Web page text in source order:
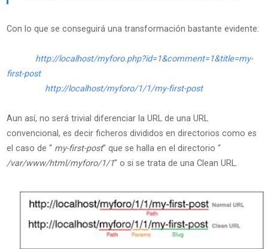
Con lo que se conseguirá una transformación bastante evidente:
http://localhost/myforo.php?id=1&comment=1&title=my-
first-post
http://localhost/myforo/1/1/my-first-post
Aun así, no será trivial diferenciar la URL de una URL
convencional, es decir ficheros divididos en directorios como es
el caso de “ my-first-post” que se halla en el directorio “
/var/www/html/myforo/1/1” o si se trata de una Clean URL.